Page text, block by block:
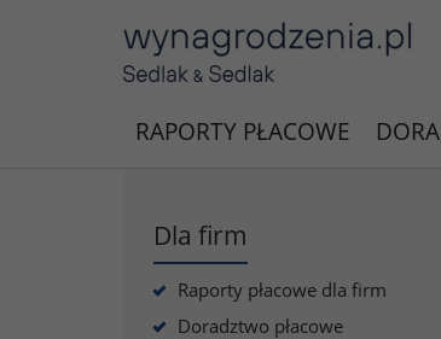
RAPORTY PŁACOWE
Dla firm
Raporty płacowe dla firm
Doradztwo płacowe